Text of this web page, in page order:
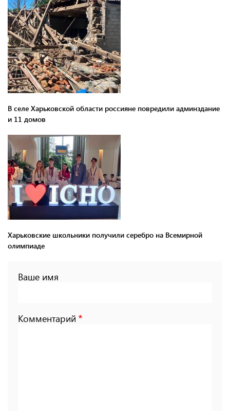
В селе Харьковской области россияне повредили админздание
и 11 домов
Харьковские школьники получили серебро на Всемирной
олимпиаде
Ваше имя
Комментарий